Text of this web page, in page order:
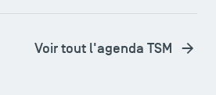
Voir tout l'agenda TSM